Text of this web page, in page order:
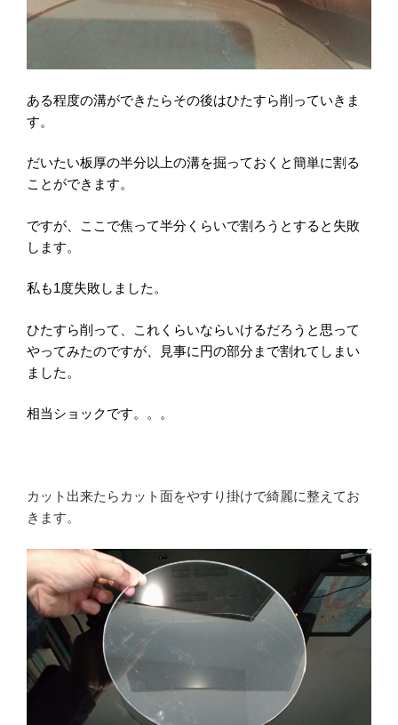
ある程度の溝ができたらその後はひたすら削っていきま
す。
だいたい板厚の半分以上の溝を掘っておくと簡単に割る
ことができます。
ですが、ここで焦って半分くらいで割ろうとすると失敗
します。
私も1度失敗しました。
ひたすら削って、これくらいならいけるだろうと思って
やってみたのですが、見事に円の部分まで割れてしまい
ました。
相当ショックです。。。
カット出来たらカット面をやすり掛けで綺麗に整えてお
きます。